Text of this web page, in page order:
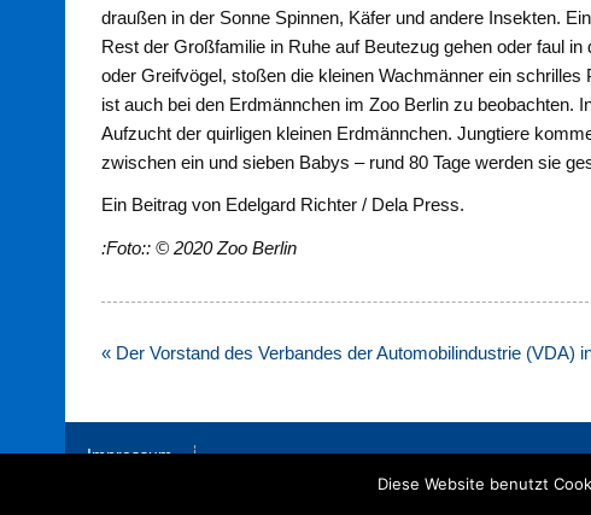
draußen in der Sonne Spinnen, Käfer und andere Insekten.
Rest der Großfamilie in Ruhe auf Beutezug gehen oder faul
oder Greifvögel, stoßen die kleinen Wachmänner ein
ist auch bei den Erdmännchen im Zoo Berlin zu beobachten.
Aufzucht der quirligen kleinen Erdmännchen. Jungtiere
zwischen ein und sieben Babys – rund 80 Tage werden sie
Ein Beitrag von Edelgard Richter / Dela Press.
:Foto:: © 2020 Zoo Berlin
Beitragsnavigation
« Der Vorstand des Verbandes der Automobilindustrie (VDA)
Impressum
Diese Website benutzt